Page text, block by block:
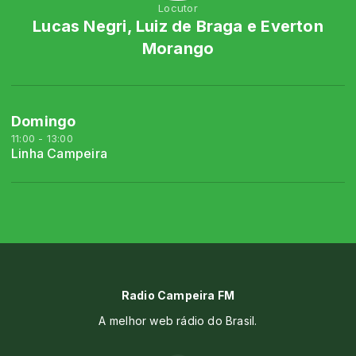
Locutor
Lucas Negri, Luiz de Braga e Everton
Morango
Domingo
11:00 - 13:00
Linha Campeira
Radio Campeira FM
A melhor web rádio do Brasil.